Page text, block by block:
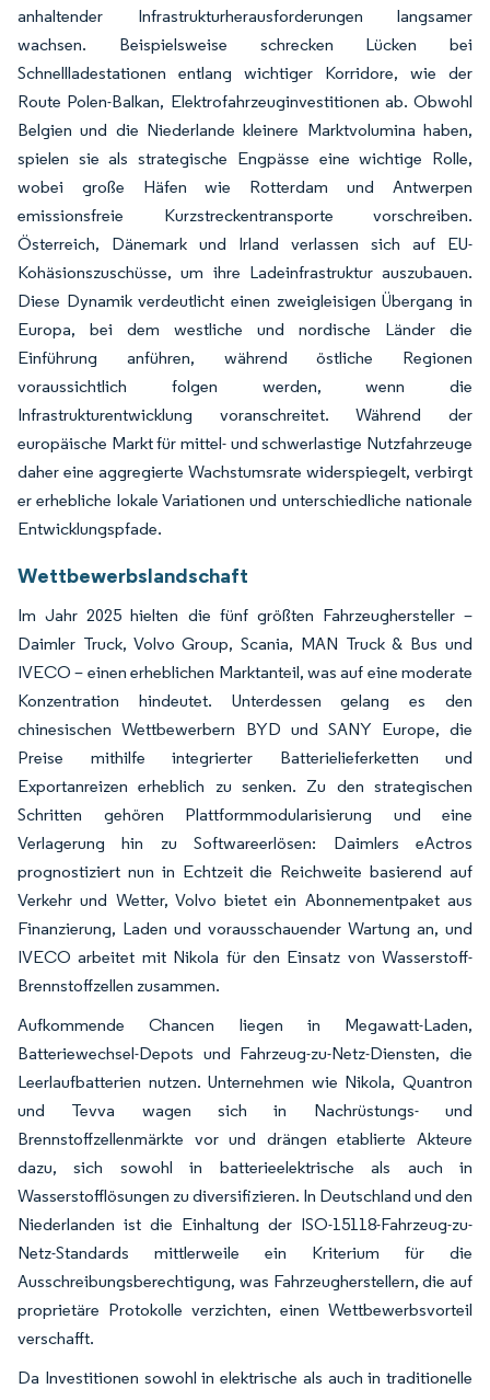
anhaltender Infrastrukturherausforderungen langsamer
wachsen. Beispielsweise schrecken Lücken bei
Schnellladestationen entlang wichtiger Korridore, wie der
Route Polen-Balkan, Elektrofahrzeuginvestitionen ab. Obwohl
Belgien und die Niederlande kleinere Marktvolumina haben,
spielen sie als strategische Engpässe eine wichtige Rolle,
wobei große Häfen wie Rotterdam und Antwerpen
emissionsfreie Kurzstreckentransporte vorschreiben.
Österreich, Dänemark und Irland verlassen sich auf EU-
Kohäsionszuschüsse, um ihre Ladeinfrastruktur auszubauen.
Diese Dynamik verdeutlicht einen zweigleisigen Übergang in
Europa, bei dem westliche und nordische Länder die
Einführung anführen, während östliche Regionen
voraussichtlich folgen werden, wenn die
Infrastrukturentwicklung voranschreitet. Während der
europäische Markt für mittel- und schwerlastige Nutzfahrzeuge
daher eine aggregierte Wachstumsrate widerspiegelt, verbirgt
er erhebliche lokale Variationen und unterschiedliche nationale
Entwicklungspfade.
Wettbewerbslandschaft
Im Jahr 2025 hielten die fünf größten Fahrzeughersteller –
Daimler Truck, Volvo Group, Scania, MAN Truck & Bus und
IVECO – einen erheblichen Marktanteil, was auf eine moderate
Konzentration hindeutet. Unterdessen gelang es den
chinesischen Wettbewerbern BYD und SANY Europe, die
Preise mithilfe integrierter Batterielieferketten und
Exportanreizen erheblich zu senken. Zu den strategischen
Schritten gehören Plattformmodularisierung und eine
Verlagerung hin zu Softwareerlösen: Daimlers eActros
prognostiziert nun in Echtzeit die Reichweite basierend auf
Verkehr und Wetter, Volvo bietet ein Abonnementpaket aus
Finanzierung, Laden und vorausschauender Wartung an, und
IVECO arbeitet mit Nikola für den Einsatz von Wasserstoff-
Brennstoffzellen zusammen.
Aufkommende Chancen liegen in Megawatt-Laden,
Batteriewechsel-Depots und Fahrzeug-zu-Netz-Diensten, die
Leerlaufbatterien nutzen. Unternehmen wie Nikola, Quantron
und Tevva wagen sich in Nachrüstungs- und
Brennstoffzellenmärkte vor und drängen etablierte Akteure
dazu, sich sowohl in batterieelektrische als auch in
Wasserstofflösungen zu diversifizieren. In Deutschland und den
Niederlanden ist die Einhaltung der ISO-15118-Fahrzeug-zu-
Netz-Standards mittlerweile ein Kriterium für die
Ausschreibungsberechtigung, was Fahrzeugherstellern, die auf
proprietäre Protokolle verzichten, einen Wettbewerbsvorteil
verschafft.
Da Investitionen sowohl in elektrische als auch in traditionelle